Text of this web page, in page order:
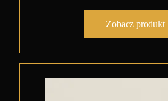
Zobacz produkt